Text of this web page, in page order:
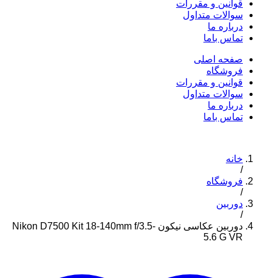
قوانین و مقررات
سوالات متداول
درباره ما
تماس باما
صفحه اصلی
فروشگاه
قوانین و مقررات
سوالات متداول
درباره ما
تماس باما
خانه
/
فروشگاه
/
دوربین
/
دوربین عکاسی نیکون Nikon D7500 Kit 18-140mm f/3.5-
5.6 G VR